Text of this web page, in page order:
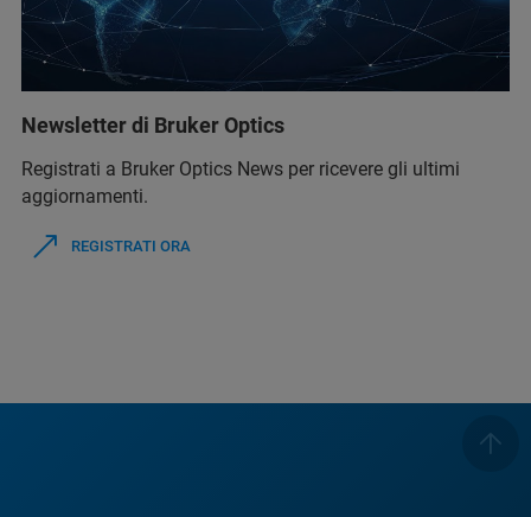
Newsletter di Bruker Optics
Registrati a Bruker Optics News per ricevere gli ultimi
aggiornamenti.
REGISTRATI ORA